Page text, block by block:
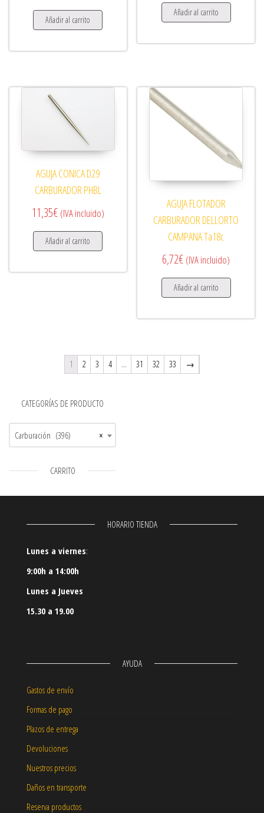
Añadir al carrito
Añadir al carrito
AGUJA CONICA D29
CARBURADOR PHBL
11,35€ (IVA incluido)
Añadir al carrito
AGUJA FLOTADOR
CARBURADOR DELLORTO
CAMPANA Ta18c
6,72€ (IVA incluido)
Añadir al carrito
1 2 3 4 … 31 32 33 →
CATEGORÍAS DE PRODUCTO
×
Carburación (396)
CARRITO
HORARIO TIENDA
Lunes a viernes:
9:00h a 14:00h
Lunes a Jueves
15.30 a 19.00
AYUDA
Gastos de envío
Formas de pago
Plazos de entrega
Devoluciones
Nuestros precios
Daños en transporte
Reserva productos